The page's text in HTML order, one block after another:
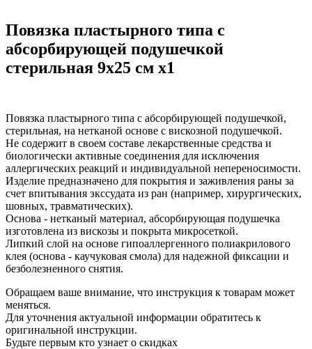
Повязка пластырного типа с
абсорбирующей подушечкой
стерильная 9х25 см x1
Повязка пластырного типа с абсорбирующей подушечкой,
стерильная, на нетканой основе с вискозной подушечкой.
Не содержит в своем составе лекарственные средства и
биологически активные соединения для исключения
аллергических реакций и индивидуальной непереносимости.
Изделие предназначено для покрытия и заживления раны за
счет впитывания экссудата из ран (например, хирургических,
шовных, травматических).
Основа - нетканый материал, абсорбирующая подушечка
изготовлена из вискозы и покрыта микросеткой.
Липкий слой на основе гипоаллергенного полиакрилового
клея (основа - каучуковая смола) для надежной фиксации и
безболезненного снятия.
Обращаем ваше внимание, что инструкция к товарам может
меняться.
Для уточнения актуальной информации обратитесь к
оригинальной инструкции.
Будьте первым кто узнает о скидках